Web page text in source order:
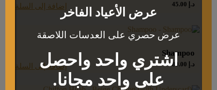
د.إ إضافة إلى السلة
Shampoo
د.إ إضافة إلى السلة
عرض الأعياد الفاخر
عرض حصري على العدسات اللاصقة
اشتري واحد واحصل
على واحد مجانا.